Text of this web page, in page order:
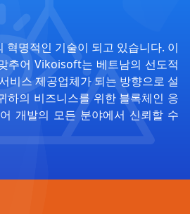
혁명적인 기술이 되고 있습니다. 이
추어 Vikoisoft는 베트남의 선도적
비스 제공업체가 되는 방향으로 설
하의 비즈니스를 위한 블록체인 응
개발의 모든 분야에서 신뢰할 수